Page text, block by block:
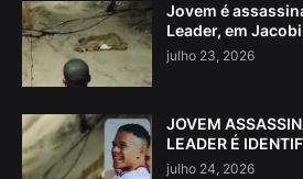
Jovem é
Leader, em
julho 23, 2026
JOVEM
LEADER É
julho 24, 2026